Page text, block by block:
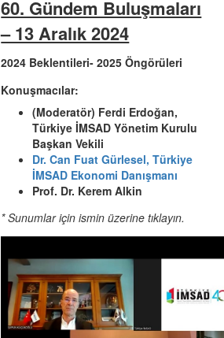
60. Gündem Buluşmaları
– 13 Aralık 2024
2024 Beklentileri- 2025 Öngörüleri
Konuşmacılar:
(Moderatör) Ferdi Erdoğan,
Türkiye İMSAD Yönetim Kurulu
Başkan Vekili
Dr. Can Fuat Gürlesel, Türkiye
İMSAD Ekonomi Danışmanı
Prof. Dr. Kerem Alkin
* Sunumlar için ismin üzerine tıklayın.